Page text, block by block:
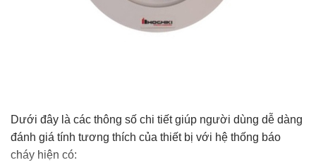
Dưới đây là các thông số chi tiết giúp người dùng dễ dàng
đánh giá tính tương thích của thiết bị với hệ thống báo
cháy hiện có: